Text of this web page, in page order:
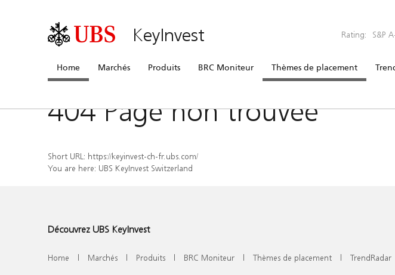
KeyInvest Rating: S&P
Home Marchés Produits BRC Moniteur Thèmes de placement
404 Page non trouvée
Short URL: https://keyinvest-ch-fr.ubs.com/
You are here: UBS KeyInvest Switzerland
Découvrez UBS KeyInvest
Home | Marchés | Produits | BRC Moniteur | Thèmes de placement | TrendRadar